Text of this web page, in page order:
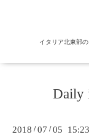
イタリア北東部
Daily
2018 /07 /05 15:23